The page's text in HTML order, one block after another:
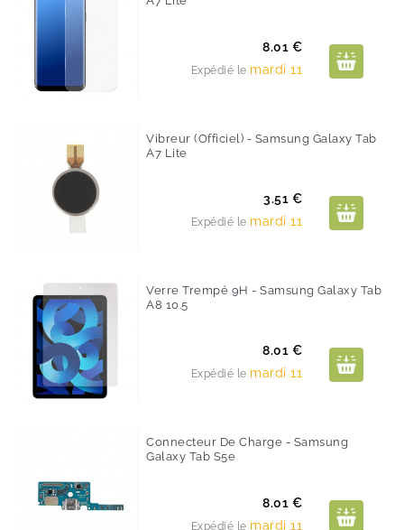
Prix
8.01 €
Expédié le mardi 11
Vibreur (Officiel) - Samsung Galaxy Tab
A7 Lite
Prix
3.51 €
Expédié le mardi 11
Verre Trempé 9H - Samsung Galaxy Tab
A8 10.5
Prix
8.01 €
Expédié le mardi 11
Connecteur De Charge - Samsung
Galaxy Tab S5e
Prix
8.01 €
Expédié le mardi 11